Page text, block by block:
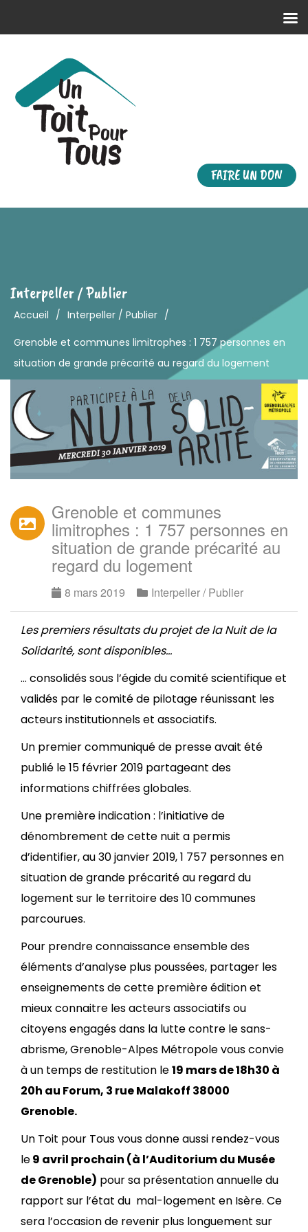
FAIRE UN DON
Interpeller / Publier
Accueil / Interpeller / Publier /
Grenoble et communes limitrophes : 1 757 personnes en
situation de grande précarité au regard du logement
Grenoble et communes
limitrophes : 1 757 personnes en
situation de grande précarité au
regard du logement
8 mars 2019 Interpeller / Publier
Les premiers résultats du projet de laNuit de la
Solidarité, sont disponibles…
… consolidés sous l’égide du comité scientifique et
validés par le comité de pilotage réunissant les
acteurs institutionnels et associatifs.
Un premier communiqué de presse avait été
publié le 15 février 2019 partageant des
informations chiffrées globales.
Une première indication : l’initiative de
dénombrement de cette nuit a permis
d’identifier, au 30 janvier 2019, 1 757 personnes en
situation de grande précarité au regard du
logement sur le territoire des 10 communes
parcourues.
Pour prendre connaissance ensemble des
éléments d’analyse plus poussées, partager les
enseignements de cette première édition et
mieux connaitre les acteurs associatifs ou
citoyens engagés dans la lutte contre le sans-
abrisme, Grenoble-Alpes Métropole vous convie
à un temps de restitution le19 mars de 18h30 à
20h au Forum, 3 rue Malakoff 38000
Grenoble.
Un Toit pour Tous vous donne aussi rendez-vous
le9 avril prochain (à l’Auditorium du Musée
de Grenoble) pour sa présentation annuelle du
rapport sur l’état du mal-logement en Isère. Ce
sera l’occasion de revenir plus longuement sur